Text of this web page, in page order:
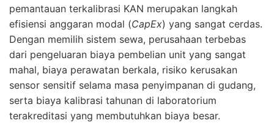
pemantauan terkalibrasi KAN merupakan langkah
efisiensi anggaran modal (CapEx) yang sangat cerdas.
Dengan memilih sistem sewa, perusahaan terbebas
dari pengeluaran biaya pembelian unit yang sangat
mahal, biaya perawatan berkala, risiko kerusakan
sensor sensitif selama masa penyimpanan di gudang,
serta biaya kalibrasi tahunan di laboratorium
terakreditasi yang membutuhkan biaya besar.